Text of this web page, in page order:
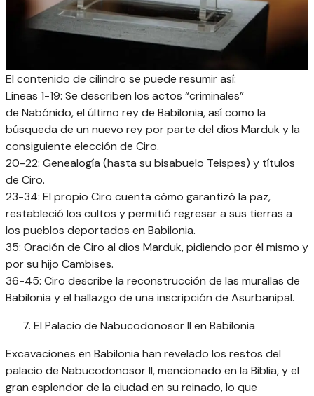
El contenido de cilindro se puede resumir así:
Líneas 1-19: Se describen los actos “criminales”
de Nabónido, el último rey de Babilonia, así como la
búsqueda de un nuevo rey por parte del dios Marduk y la
consiguiente elección de Ciro.
20-22: Genealogía (hasta su bisabuelo Teispes) y títulos
de Ciro.
23-34: El propio Ciro cuenta cómo garantizó la paz,
restableció los cultos y permitió regresar a sus tierras a
los pueblos deportados en Babilonia.
35: Oración de Ciro al dios Marduk, pidiendo por él mismo y
por su hijo Cambises.
36-45: Ciro describe la reconstrucción de las murallas de
Babilonia y el hallazgo de una inscripción de Asurbanipal.
El Palacio de Nabucodonosor II en Babilonia
Excavaciones en Babilonia han revelado los restos del
palacio de Nabucodonosor II, mencionado en la Biblia, y el
gran esplendor de la ciudad en su reinado, lo que